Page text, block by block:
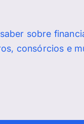
sobre
consórcios e